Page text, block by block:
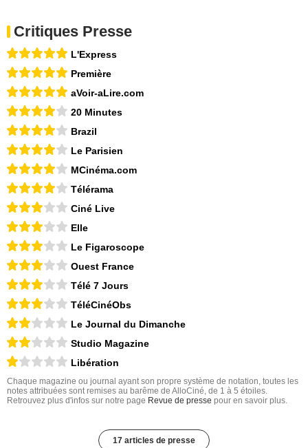
Critiques Presse
L'Express
Première
aVoir-aLire.com
20 Minutes
Brazil
Le Parisien
MCinéma.com
Télérama
Ciné Live
Elle
Le Figaroscope
Ouest France
Télé 7 Jours
TéléCinéObs
Le Journal du Dimanche
Studio Magazine
Libération
Chaque magazine ou journal ayant son propre système de notation, toutes les
notes attribuées sont remises au barême de AlloCiné, de 1 à 5 étoiles.
Retrouvez plus d'infos sur notre page Revue de presse pour en savoir plus.
17 articles de presse